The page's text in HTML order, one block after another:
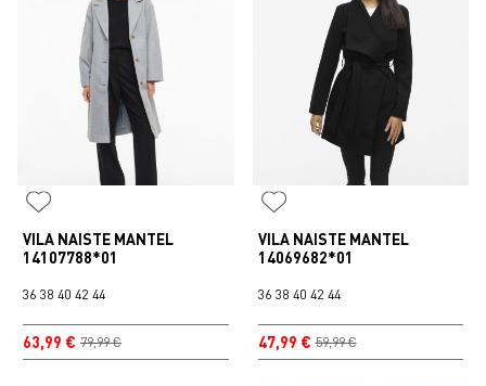
VILA NAISTE MANTEL
14107788*01
63,99 € 79,99 €
36 38 40 42 44
VILA NAISTE MANTEL
14069682*01
47,99 € 59,99 €
36 38 40 42 44